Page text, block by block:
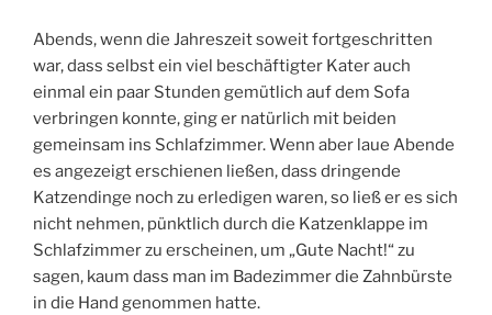
Abends, wenn die Jahreszeit soweit fortgeschritten
war, dass selbst ein viel beschäftigter Kater auch
einmal ein paar Stunden gemütlich auf dem Sofa
verbringen konnte, ging er natürlich mit beiden
gemeinsam ins Schlafzimmer. Wenn aber laue Abende
es angezeigt erschienen ließen, dass dringende
Katzendinge noch zu erledigen waren, so ließ er es sich
nicht nehmen, pünktlich durch die Katzenklappe im
Schlafzimmer zu erscheinen, um „Gute Nacht!“ zu
sagen, kaum dass man im Badezimmer die Zahnbürste
in die Hand genommen hatte.